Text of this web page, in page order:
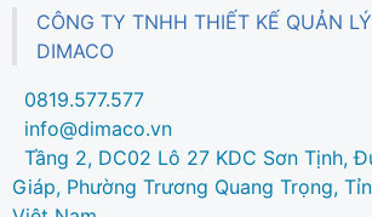
CÔNG TY TNHH THIẾT KẾ QUẢN
DIMACO
0819.577.577
info@dimaco.vn
Tầng 2, DC02 Lô 27 KDC Sơn Tịnh,
Giáp, Phường Trương Quang Trọng,